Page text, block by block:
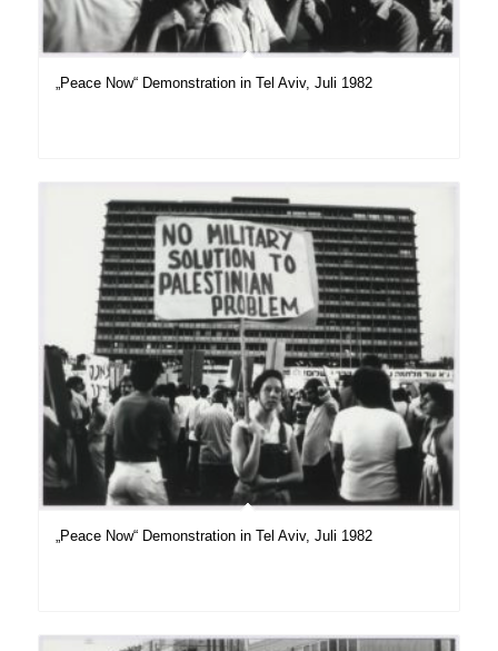
„Peace Now“ Demonstration in Tel Aviv, Juli 1982
„Peace Now“ Demonstration in Tel Aviv, Juli 1982